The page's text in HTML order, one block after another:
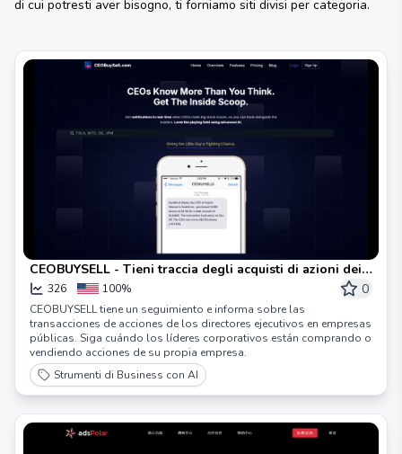
di cui potresti aver bisogno, ti forniamo siti divisi per categoria.
CEOBUYSELL - Tieni traccia degli acquisti di azioni dei
CEO come un professionista
326 100% 0
CEOBUYSELL tiene un seguimiento e informa sobre las
transacciones de acciones de los directores ejecutivos en empresas
públicas. Siga cuándo los líderes corporativos están comprando o
vendiendo acciones de su propia empresa.
Strumenti di Business con AI